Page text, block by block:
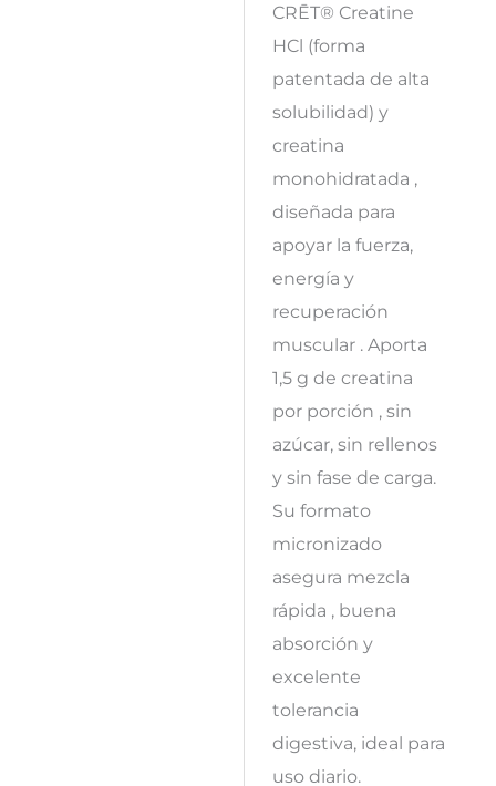
CRĒT® Creatine
HCl (forma
patentada de alta
solubilidad) y
creatina
monohidratada ,
diseñada para
apoyar la fuerza,
energía y
recuperación
muscular . Aporta
1,5 g de creatina
por porción , sin
azúcar, sin rellenos
y sin fase de carga.
Su formato
micronizado
asegura mezcla
rápida , buena
absorción y
excelente
tolerancia
digestiva, ideal para
uso diario.